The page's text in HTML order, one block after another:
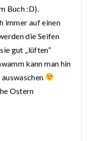
Buch :D).
immer auf einen
die Seifen
gut „lüften“
kann man hin
Ostern